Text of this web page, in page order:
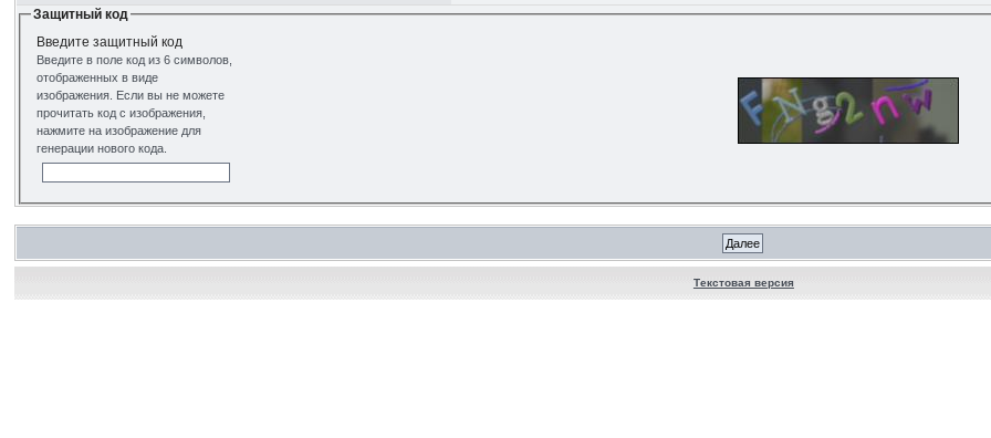
Защитный код
Введите защитный код
Введите в поле код из 6 символов,
отображенных в виде
изображения. Если вы не можете
прочитать код с изображения,
нажмите на изображение для
генерации нового кода.
Текстовая версия